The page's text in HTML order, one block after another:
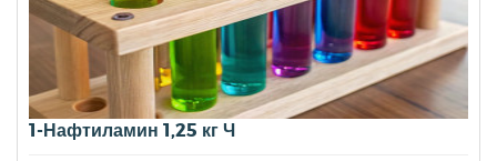
1-Нафтиламин 1,25 кг Ч